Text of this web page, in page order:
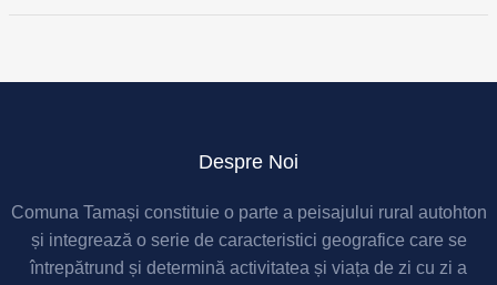
Despre Noi
Comuna Tamași constituie o parte a peisajului rural autohton
și integrează o serie de caracteristici geografice care se
întrepătrund și determină activitatea și viața de zi cu zi a